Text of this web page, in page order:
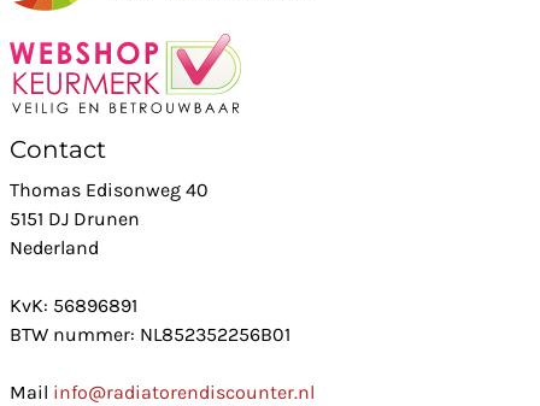
Contact
Thomas Edisonweg 40
5151 DJ Drunen
Nederland
KvK: 56896891
BTW nummer: NL852352256B01
Mail info@radiatorendiscounter.nl